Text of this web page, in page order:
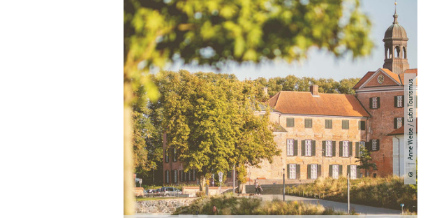
©
| Anne Weise / Eutin Tourismus